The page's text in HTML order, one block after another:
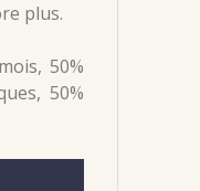
plus.
50%
50%